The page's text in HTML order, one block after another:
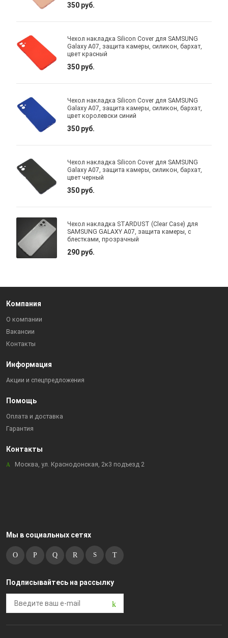
350 руб.
Чехол накладка Silicon Cover для SAMSUNG
Galaxy A07, защита камеры, силикон, бархат,
цвет красный
350 руб.
Чехол накладка Silicon Cover для SAMSUNG
Galaxy A07, защита камеры, силикон, бархат,
цвет королевски синий
350 руб.
Чехол накладка Silicon Cover для SAMSUNG
Galaxy A07, защита камеры, силикон, бархат,
цвет черный
350 руб.
Чехол накладка STARDUST (Clear Case) для
SAMSUNG GALAXY A07, защита камеры, с
блестками, прозрачный
290 руб.
Компания
О компании
Вакансии
Контакты
Информация
Акции и спецпредложения
Помощь
Оплата и доставка
Гарантия
Контакты
Москва, ул. Краснодонская, 2к3 подъезд 2
Мы в социальных сетях
Подписывайтесь на рассылку